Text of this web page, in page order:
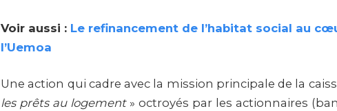
Voir aussi : Le refinancement de l’habitat social au
l’Uemoa
Une action qui cadre avec la mission principale de la
les prêts au logement» octroyés par les actionnaires